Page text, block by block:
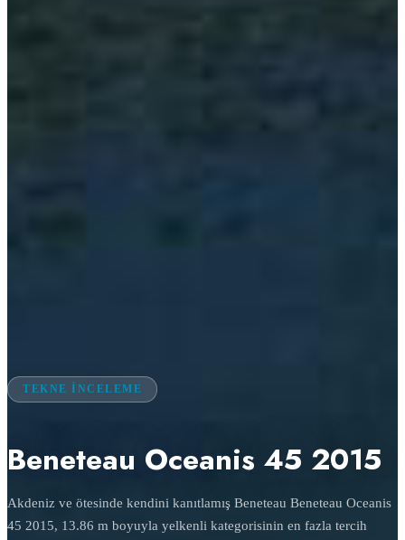
TEKNE İNCELEME
Beneteau Oceanis 45 2015
Akdeniz ve ötesinde kendini kanıtlamış Beneteau Beneteau Oceanis
45 2015, 13.86 m boyuyla yelkenli kategorisinin en fazla tercih